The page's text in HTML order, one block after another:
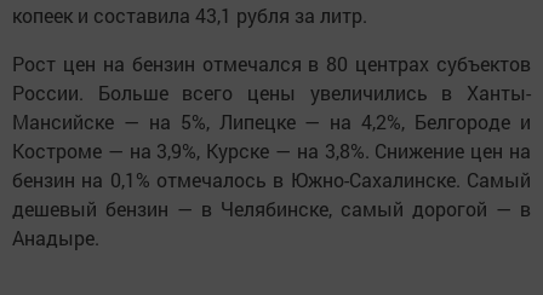
копеек и составила 43,1 рубля за литр.
Рост цен на бензин отмечался в 80 центрах субъектов
России. Больше всего цены увеличились в Ханты-
Мансийске — на 5%, Липецке — на 4,2%, Белгороде и
Костроме — на 3,9%, Курске — на 3,8%. Снижение цен на
бензин на 0,1% отмечалось в Южно-Сахалинске. Самый
дешевый бензин — в Челябинске, самый дорогой — в
Анадыре.